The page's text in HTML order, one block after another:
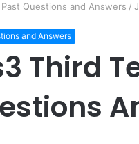
Past Questions and Answers /
and Answers
Third